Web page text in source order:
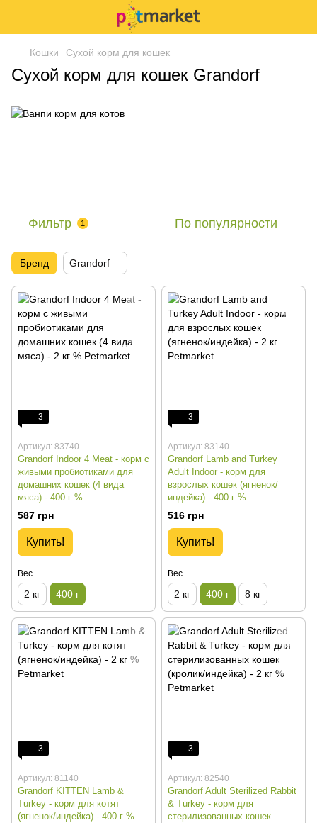
Кошки Сухой корм для кошек
Сухой корм для кошек Grandorf
Фильтр 1 По популярности
Бренд Grandorf
3
Артикул: 83740
Grandorf Indoor 4 Meat - корм с
живыми пробиотиками для
домашних кошек (4 вида
мяса) - 400 г %
587 грн
Купить!
Вес
2 кг 400 г
3
Артикул: 83140
Grandorf Lamb and Turkey
Adult Indoor - корм для
взрослых кошек (ягненок/
индейка) - 400 г %
516 грн
Купить!
Вес
2 кг 400 г 8 кг
3
Артикул: 81140
Grandorf KITTEN Lamb &
Turkey - корм для котят
(ягненок/индейка) - 400 г %
3
Артикул: 82540
Grandorf Adult Sterilized Rabbit
& Turkey - корм для
стерилизованных кошек